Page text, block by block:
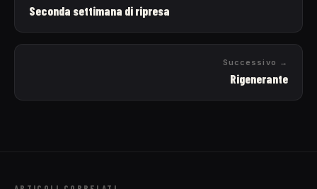
Seconda settimana di ripresa
Successivo →
Rigenerante